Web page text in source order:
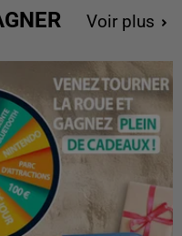
Voir plus